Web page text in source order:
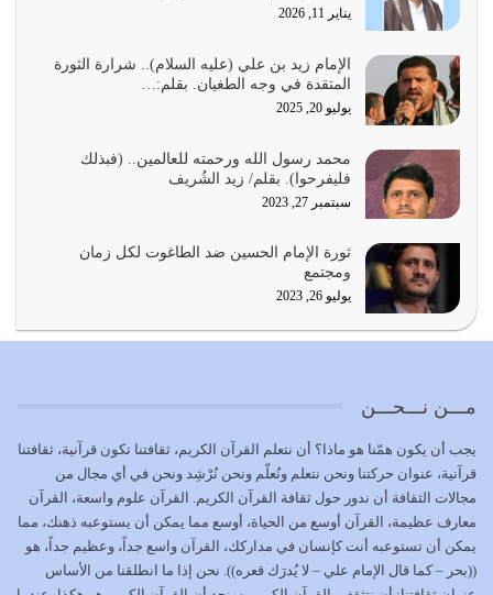
أمة عاجزة عن النهوض…
يوليو 23, 2026
بحبل الله جميعاً وليس كل…
يوليو 22, 2026
يشاء ويذل من يشاء
يوليو 21, 2026
{إِنَّ الدِّينَ عِنْدَ اللَّهِ الْإسْلامُ} الدين الذي شرعه الله للناس في
تتحقق الحقوق للجميع
يوليو 18, 2026
بعض صفات المتقين {الصَّابِرِينَ وَالصَّادِقِينَ وَالْقَانِتِينَ
وَالْمُنْفِقِينَ…
يوليو 17, 2026
يناير 11, 2026
الإمام زيد بن علي (عليه السلام).. شرارة الثورة
المتقدة في وجه الطغيان. بقلم:…
يوليو 20, 2025
محمد رسول الله ورحمته للعالمين.. (فبذلك
فليفرحوا). بقلم/ زيد الشُريف
سبتمبر 27, 2023
ثورة الإمام الحسين ضد الطاغوت لكل زمان
ومجتمع
يوليو 26, 2023
مـــن نـــحـــن
يجب أن يكون همّنا هو ماذا؟ أن نتعلم القرآن الكريم، ثقافتنا تكون قرآنية، ثقافتنا
قرآنية، عنوان حركتنا ونحن نتعلم ونُعلّم ونحن نُرْشِد ونحن في أي مجال من
مجالات الثقافة أن ندور حول ثقافة القرآن الكريم. القرآن علوم واسعة، القرآن
معارف عظيمة، القرآن أوسع من الحياة، أوسع مما يمكن أن يستوعبه ذهنك، مما
يمكن أن تستوعبه أنت كإنسان في مداركك، القرآن واسع جداً، وعظيم جداً، هو
((بحر – كما قال الإمام علي – لا يُدرَك قعره)). نحن إذا ما انطلقنا من الأساس